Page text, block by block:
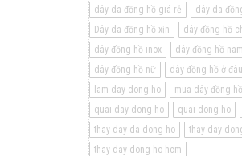
dây da đồng hồ giá rẻ
dây da
Dây da đồng hồ xịn
dây đồng hồ
dây đồng hồ inox
dây đồng hồ nam
dây đồng hồ nữ
dây đồng hồ ở
lam day dong ho
mua dây đồng hồ
quai day dong ho
quai dong ho
thay day da dong ho
thay day
thay day dong ho hcm